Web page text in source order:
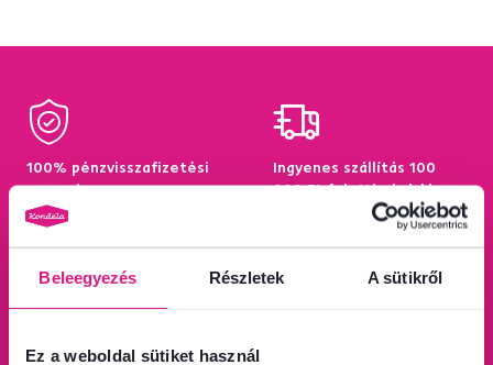
Beleegyezés Részletek A sütikről
Ez a weboldal sütiket használ
100% pénzvisszafizetési
garancia
Ingyenes szállítás 100
000 Ft feletti vásárlás
95%-a a központi